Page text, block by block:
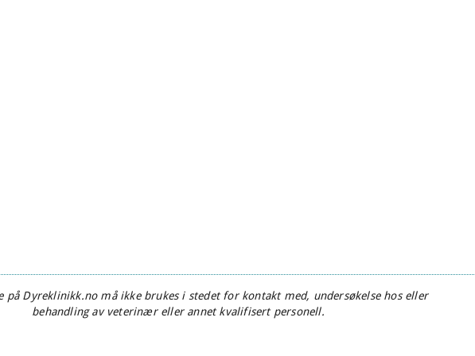
på Dyreklinikk.no må ikke brukes i stedet for kontakt med, undersøkelse hos eller
behandling av veterinær eller annet kvalifisert personell.